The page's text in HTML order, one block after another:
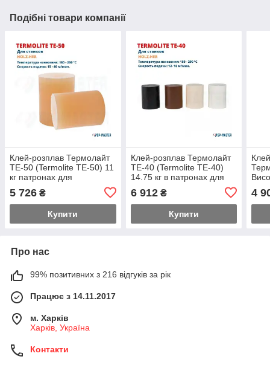
Подібні товари компанії
Клей-розплав Термолайт
ТЕ-50 (Termolite ТЕ-50) 11
кг патронах для
Термолайт (Termolite)
5 726 ₴
Купити
Клей-розплав Термолайт
ТЕ-40 (Termolite ТЕ-40)
14.75 кг в патронах для
натуральний, бежевий
6 912₴
Купити
4
Про нас
99% позитивних з 216 відгуків за рік
Працює з 14.11.2017
м. Харків
Харків, Україна
Контакти